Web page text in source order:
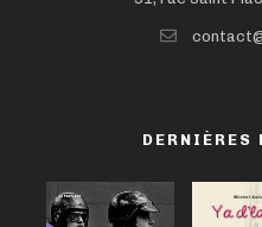
DERNIÈRES